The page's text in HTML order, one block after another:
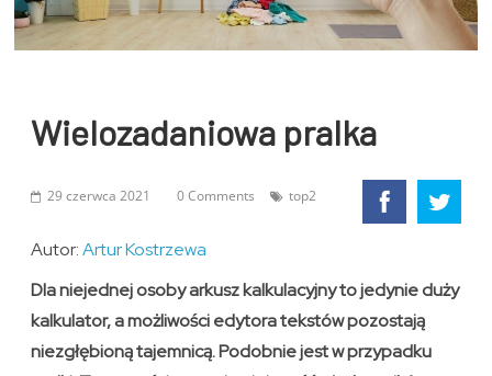
Wielozadaniowa pralka
29 czerwca 2021 0 Comments top2
Autor:Artur Kostrzewa
Dla niejednej osoby arkusz kalkulacyjny to jedynie duży
kalkulator, a możliwości edytora tekstów pozostają
niezgłębioną tajemnicą. Podobnie jest w przypadku